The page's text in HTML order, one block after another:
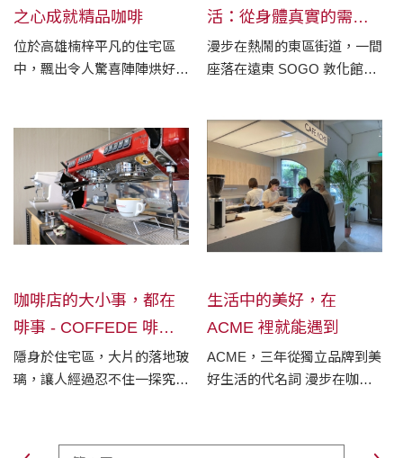
之心成就精品咖啡
位於高雄楠梓平凡的住宅區
中，飄出令人驚喜陣陣烘好的
及待等著被釋放出來。
活：從身體真實的需求
出發，保留純粹、減少
負擔
漫步在熱鬧的東區街道，一間
座落在遠東 SOGO 敦化館後
的溫暖色調、精緻簡約的裝潢
設計，「Blivin」從細緻純
淨、低負擔感的新健康概念出
發，帶您一起突破飲食的框
架，共同打造最有植感的生吐
司品牌。
咖啡店的大小事，都在
啡事 - COFFEDE 啡事
咖啡
隱身於住宅區，大片的落地玻
璃，讓人經過忍不住一探究
的Coffee to go外帶吧，但是
生活中的美好，在
ACME 裡就能遇到
ACME，三年從獨立品牌到美
好生活的代名詞 漫步在咖啡
單，而將每個人的喜歡取交